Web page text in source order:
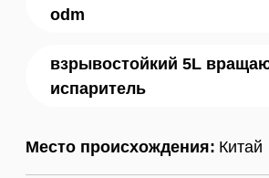
odm
взрывостойкий 5L
испаритель
Место происхождения: Китай